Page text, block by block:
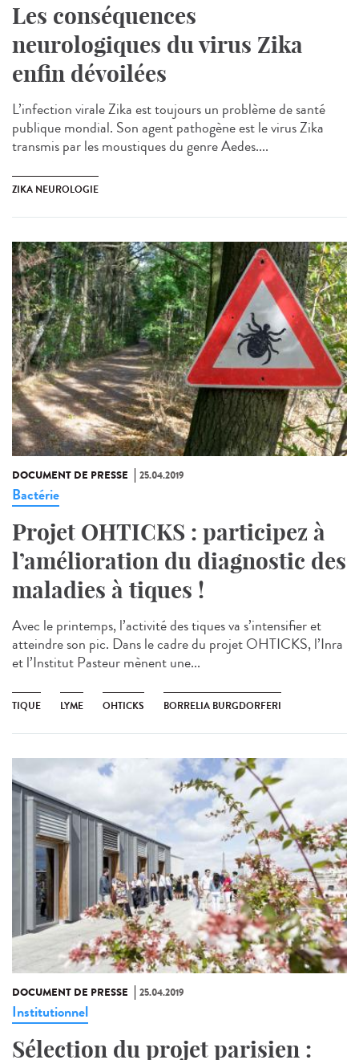
Les conséquences
neurologiques du virus Zika
enfin dévoilées
L’infection virale Zika est toujours un problème de santé
publique mondial. Son agent pathogène est le virus Zika
transmis par les moustiques du genre Aedes....
ZIKA NEUROLOGIE
DOCUMENT DE PRESSE 25.04.2019
Bactérie
Projet OHTICKS : participez à
l’amélioration du diagnostic des
maladies à tiques !
Avec le printemps, l’activité des tiques va s’intensifier et
atteindre son pic. Dans le cadre du projet OHTICKS, l’Inra
et l’Institut Pasteur mènent une...
TIQUE LYME OHTICKS BORRELIA BURGDORFERI
DOCUMENT DE PRESSE 25.04.2019
Institutionnel
Sélection du projet parisien :